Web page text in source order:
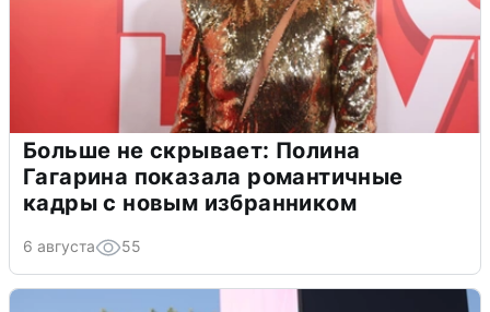
Больше не скрывает: Полина
Гагарина показала романтичные
кадры с новым избранником
6 августа 55